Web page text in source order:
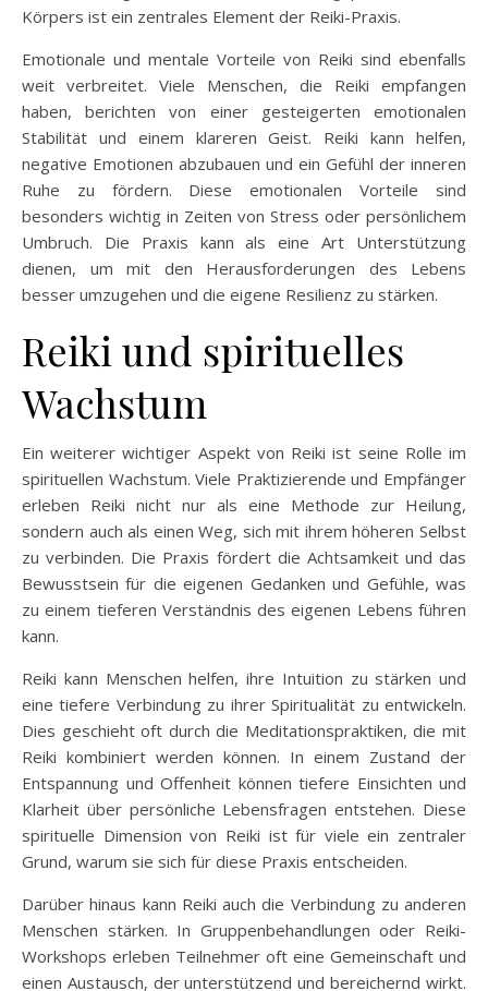
Körpers ist ein zentrales Element der Reiki-Praxis.
Emotionale und mentale Vorteile von Reiki sind ebenfalls
weit verbreitet. Viele Menschen, die Reiki empfangen
haben, berichten von einer gesteigerten emotionalen
Stabilität und einem klareren Geist. Reiki kann helfen,
negative Emotionen abzubauen und ein Gefühl der inneren
Ruhe zu fördern. Diese emotionalen Vorteile sind
besonders wichtig in Zeiten von Stress oder persönlichem
Umbruch. Die Praxis kann als eine Art Unterstützung
dienen, um mit den Herausforderungen des Lebens
besser umzugehen und die eigene Resilienz zu stärken.
Reiki und spirituelles
Wachstum
Ein weiterer wichtiger Aspekt von Reiki ist seine Rolle im
spirituellen Wachstum. Viele Praktizierende und Empfänger
erleben Reiki nicht nur als eine Methode zur Heilung,
sondern auch als einen Weg, sich mit ihrem höheren Selbst
zu verbinden. Die Praxis fördert die Achtsamkeit und das
Bewusstsein für die eigenen Gedanken und Gefühle, was
zu einem tieferen Verständnis des eigenen Lebens führen
kann.
Reiki kann Menschen helfen, ihre Intuition zu stärken und
eine tiefere Verbindung zu ihrer Spiritualität zu entwickeln.
Dies geschieht oft durch die Meditationspraktiken, die mit
Reiki kombiniert werden können. In einem Zustand der
Entspannung und Offenheit können tiefere Einsichten und
Klarheit über persönliche Lebensfragen entstehen. Diese
spirituelle Dimension von Reiki ist für viele ein zentraler
Grund, warum sie sich für diese Praxis entscheiden.
Darüber hinaus kann Reiki auch die Verbindung zu anderen
Menschen stärken. In Gruppenbehandlungen oder Reiki-
Workshops erleben Teilnehmer oft eine Gemeinschaft und
einen Austausch, der unterstützend und bereichernd wirkt.